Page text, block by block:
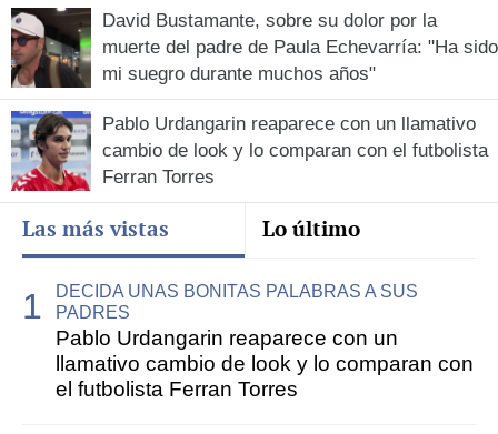
David Bustamante, sobre su dolor por la
muerte del padre de Paula Echevarría: "Ha sido
mi suegro durante muchos años"
Pablo Urdangarin reaparece con un llamativo
cambio de look y lo comparan con el futbolista
Ferran Torres
Las más vistas Lo último
DECIDA UNAS BONITAS PALABRAS A SUS
PADRES
Pablo Urdangarin reaparece con un
llamativo cambio de look y lo comparan con
el futbolista Ferran Torres